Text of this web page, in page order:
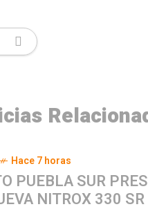
Hace 7 horas
PUEBLA SUR
NITROX 330 SR